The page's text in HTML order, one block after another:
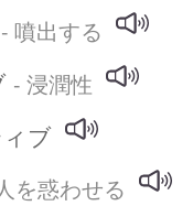
- 噴出する
- 浸潤性
ブ
を惑わせる